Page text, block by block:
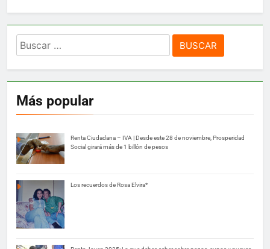
Buscar:
Más popular
Renta Ciudadana – IVA | Desde este 28 de noviembre, Prosperidad
Social girará más de 1 billón de pesos
Los recuerdos de Rosa Elvira*